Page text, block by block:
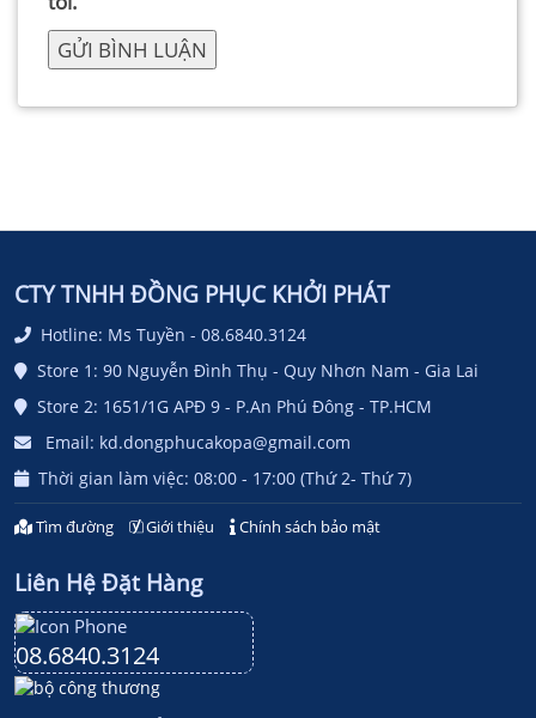
CTY TNHH ĐỒNG PHỤC KHỞI PHÁT
Hotline: Ms Tuyền - 08.6840.3124
Store 1: 90 Nguyễn Đình Thụ - Quy Nhơn Nam - Gia Lai
Store 2: 1651/1G APĐ 9 - P.An Phú Đông - TP.HCM
Email: kd.dongphucakopa@gmail.com
Thời gian làm việc: 08:00 - 17:00 (Thứ 2- Thứ 7)
Tìm đường Giới thiệu Chính sách bảo mật
Liên Hệ Đặt Hàng
08.6840.3124